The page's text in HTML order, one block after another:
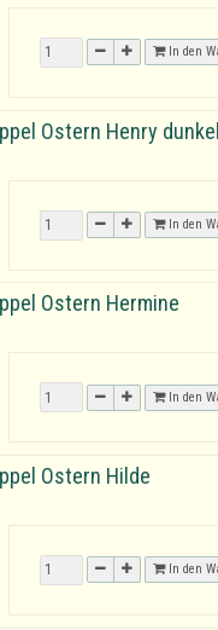
In den
Ostern Henry
In den
Ostern Hermine
In den
Ostern Hilde
In den